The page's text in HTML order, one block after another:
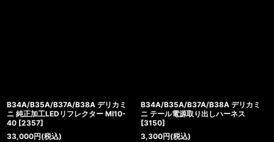
B34A/B35A/B37A/B38A デリカミ
ニ 純正加工LEDリフレクター MI10-
40 [2357]
33,000円(税込)
B34A/B35A/B37A/B38A デリカミ
ニ テール電源取り出しハーネス
[3150]
3,300円(税込)